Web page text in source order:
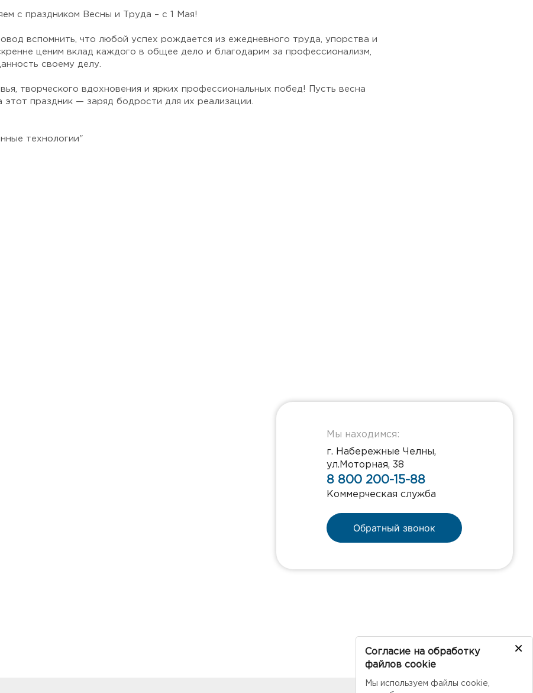
с праздником Весны и Труда – с 1 Мая!
вспомнить, что любой успех рождается из ежедневного труда, упорства и
ценим вклад каждого в общее дело и благодарим за профессионализм,
своему делу.
творческого вдохновения и ярких профессиональных побед! Пусть весна
этот праздник — заряд бодрости для их реализации.
технологии"
Мы находимся:
г. Набережные Челны,
ул.Моторная, 38
8 800 200-15-88
Коммерческая служба
Обратный звонок
×
Согласие на обработку
файлов cookie
Мы используем файлы cookie,